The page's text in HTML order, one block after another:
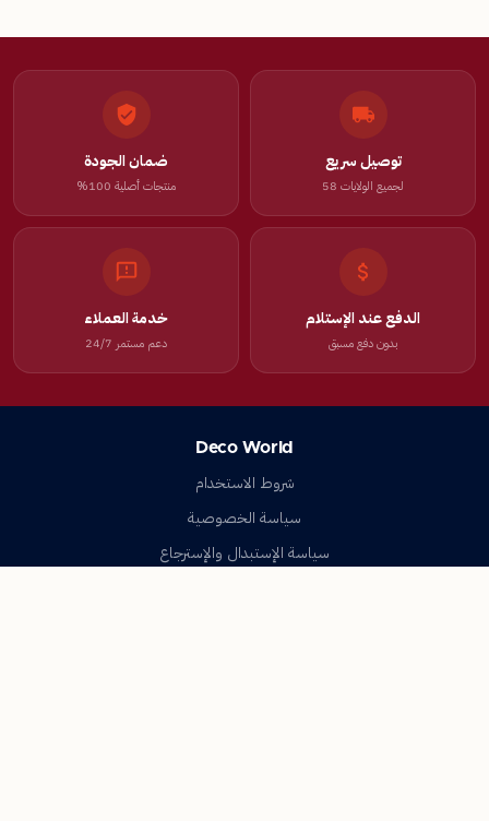
توصيل سريع
لجميع الولايات 58
ضمان الجودة
منتجات أصلية 100%
الدفع عند الإستلام
بدون دفع مسبق
خدمة العملاء
دعم مستمر 24/7
Deco World
شروط الاستخدام
سياسة الخصوصية
سياسة الإستبدال والإسترجاع